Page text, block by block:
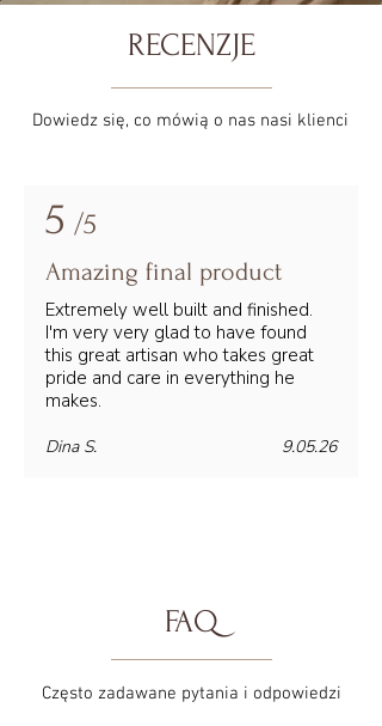
RECENZJE
Dowiedz się, co mówią o nas nasi klienci
5 /5
Amazing final product
Extremely well built and finished.
I'm very very glad to have found
this great artisan who takes great
pride and care in everything he
makes.
9.05.26
Dina S.
FAQ
Często zadawane pytania i odpowiedzi